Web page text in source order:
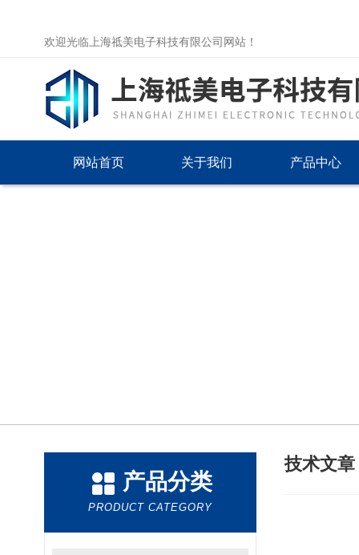
欢迎光临上海祗美电子科技有限公司网站！
网站首页 关于我们 产品中心
产品分类
PRODUCT CATEGORY
技术文章